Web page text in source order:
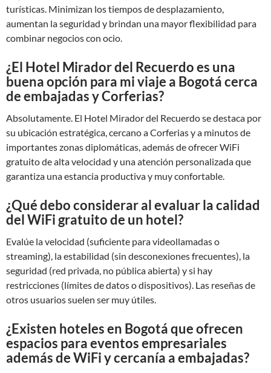
turísticas. Minimizan los tiempos de desplazamiento,
aumentan la seguridad y brindan una mayor flexibilidad para
combinar negocios con ocio.
¿El Hotel Mirador del Recuerdo es una
buena opción para mi viaje a Bogotá cerca
de embajadas y Corferias?
Absolutamente. El Hotel Mirador del Recuerdo se destaca por
su ubicación estratégica, cercano a Corferias y a minutos de
importantes zonas diplomáticas, además de ofrecer WiFi
gratuito de alta velocidad y una atención personalizada que
garantiza una estancia productiva y muy confortable.
¿Qué debo considerar al evaluar la calidad
del WiFi gratuito de un hotel?
Evalúe la velocidad (suficiente para videollamadas o
streaming), la estabilidad (sin desconexiones frecuentes), la
seguridad (red privada, no pública abierta) y si hay
restricciones (límites de datos o dispositivos). Las reseñas de
otros usuarios suelen ser muy útiles.
¿Existen hoteles en Bogotá que ofrecen
espacios para eventos empresariales
además de WiFi y cercanía a embajadas?